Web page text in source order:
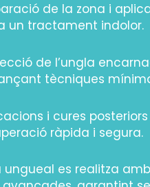
de la zona i
un tractament indolor.
de l’ungla
tècniques
i cures
ràpida i segura.
ungueal es realitza